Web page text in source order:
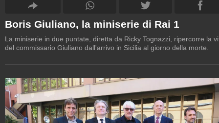
Boris Giuliano, la miniserie di Rai 1
La miniserie in due puntate, diretta da Ricky Tognazzi, ripercorre la
del commissario Giuliano dall'arrivo in Sicilia al giorno della morte.